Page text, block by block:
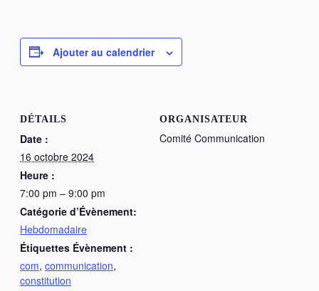
Ajouter au calendrier
DÉTAILS
Date :
16 octobre 2024
Heure :
7:00 pm – 9:00 pm
Catégorie d’Évènement:
Hebdomadaire
Étiquettes Évènement :
com, communication,
constitution
ORGANISATEUR
Comité Communication